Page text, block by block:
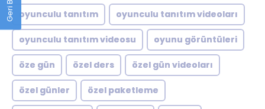
oyunculu tanıtım oyunculu tanıtım videoları
oyunculu tanıtım videosu oyunu görüntüleri
öze gün özel ders özel gün videoları
özel günler özel paketleme